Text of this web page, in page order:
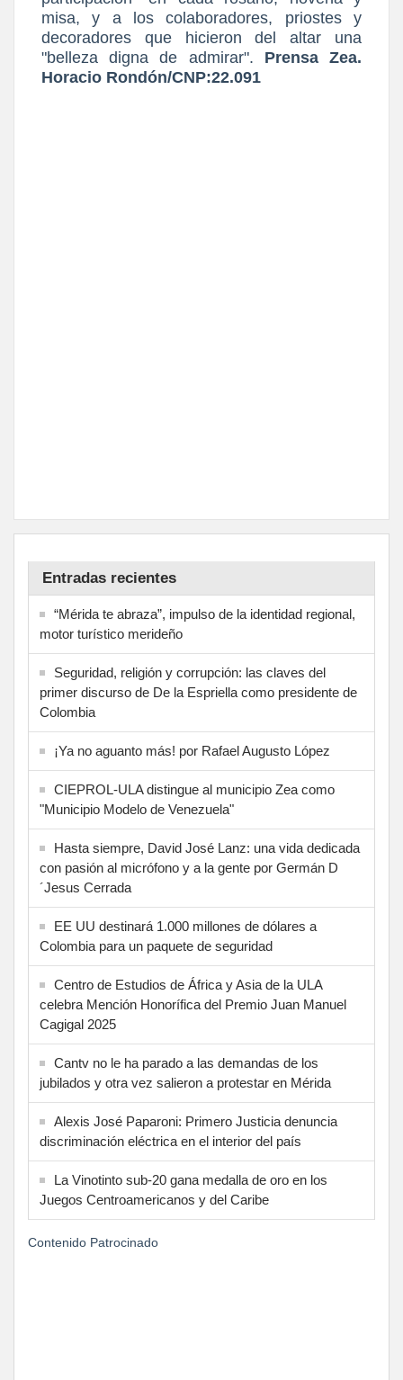
misa, y a los colaboradores, priostes y
decoradores que hicieron del altar una
"belleza digna de admirar". Prensa Zea.
Horacio Rondón/CNP:22.091
Entradas recientes
“Mérida te abraza”, impulso de la identidad regional,
motor turístico merideño
Seguridad, religión y corrupción: las claves del
primer discurso de De la Espriella como presidente de
Colombia
¡Ya no aguanto más! por Rafael Augusto López
CIEPROL-ULA distingue al municipio Zea como
"Municipio Modelo de Venezuela"
Hasta siempre, David José Lanz: una vida dedicada
con pasión al micrófono y a la gente por Germán D
´Jesus Cerrada
EE UU destinará 1.000 millones de dólares a
Colombia para un paquete de seguridad
Centro de Estudios de África y Asia de la ULA
celebra Mención Honorífica del Premio Juan Manuel
Cagigal 2025
Cantv no le ha parado a las demandas de los
jubilados y otra vez salieron a protestar en Mérida
Alexis José Paparoni: Primero Justicia denuncia
discriminación eléctrica en el interior del país
La Vinotinto sub-20 gana medalla de oro en los
Juegos Centroamericanos y del Caribe
Contenido Patrocinado